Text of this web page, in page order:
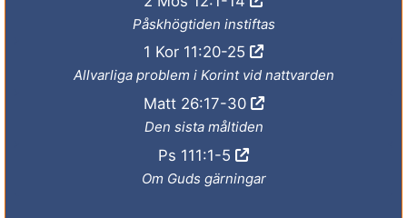
Påskhögtiden instiftas
1 Kor 11:20-25
Allvarliga problem i Korint vid nattvarden
Matt 26:17-30
Den sista måltiden
Ps 111:1-5
Om Guds gärningar